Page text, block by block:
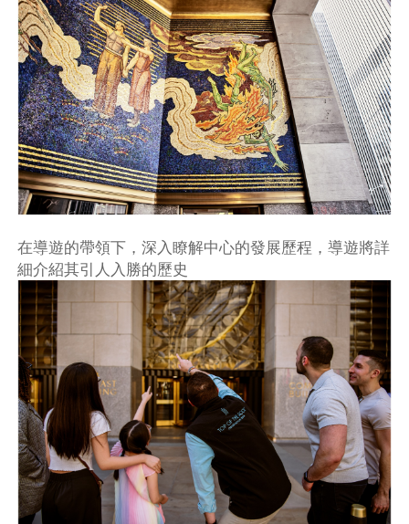
在導遊的帶領下，深入瞭解中心的發展歷程，導遊將詳
細介紹其引人入勝的歷史